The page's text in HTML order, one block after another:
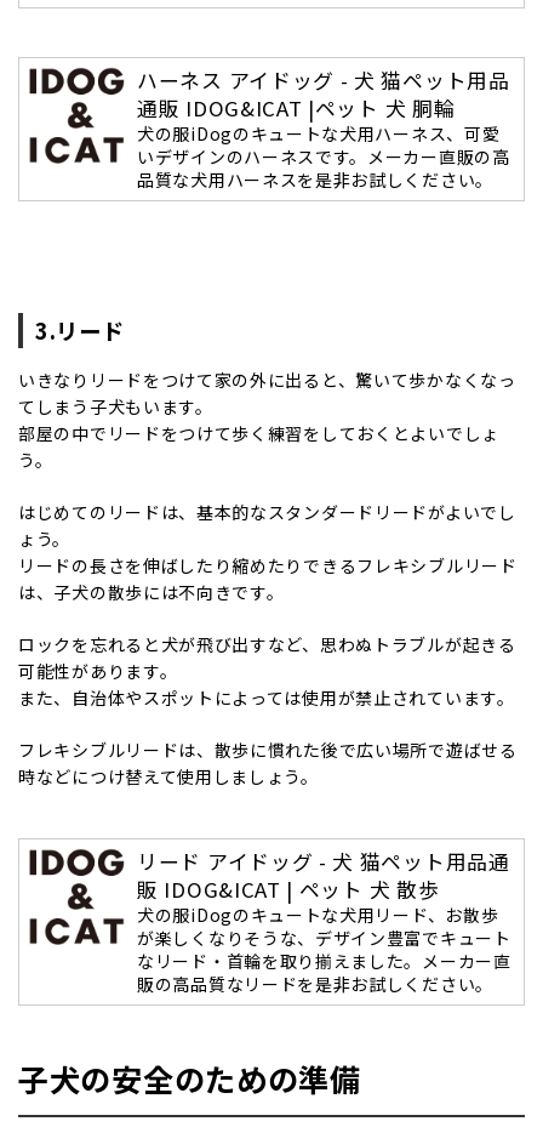
ハーネス アイドッグ - 犬 猫ペット用品
通販 IDOG&ICAT |ペット 犬 胴輪
犬の服iDogのキュートな犬用ハーネス、可愛
いデザインのハーネスです。メーカー直販の高
品質な犬用ハーネスを是非お試しください。
3.リード
いきなりリードをつけて家の外に出ると、驚いて歩かなくなっ
てしまう子犬もいます。
部屋の中でリードをつけて歩く練習をしておくとよいでしょ
う。
はじめてのリードは、基本的なスタンダードリードがよいでし
ょう。
リードの長さを伸ばしたり縮めたりできるフレキシブルリード
は、子犬の散歩には不向きです。
ロックを忘れると犬が飛び出すなど、思わぬトラブルが起きる
可能性があります。
また、自治体やスポットによっては使用が禁止されています。
フレキシブルリードは、散歩に慣れた後で広い場所で遊ばせる
時などにつけ替えて使用しましょう。
リード アイドッグ - 犬 猫ペット用品通
販 IDOG&ICAT | ペット 犬 散歩
犬の服iDogのキュートな犬用リード、お散歩
が楽しくなりそうな、デザイン豊富でキュート
なリード・首輪を取り揃えました。メーカー直
販の高品質なリードを是非お試しください。
子犬の安全のための準備